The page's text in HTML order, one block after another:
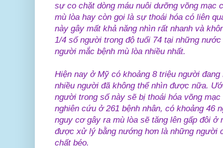
sự co chặt dòng máu nuôi dưỡng võng mạc
mù lòa hay còn gọi là sự thoái hóa có liên
này gây mất khả năng nhìn rất nhanh và
1/4 số người trong độ tuổi 74 tại những
người mắc bệnh mù lòa nhiều nhất.
Hiện nay ở Mỹ có khoảng 8 triệu người
nhiều người đã không thể nhìn được nữa.
người trong số này sẽ bị thoái hóa võng
nghiên cứu ở 261 bệnh nhân, có khoảng 46
nguy cơ gây ra mù lòa sẽ tăng lên gấp đôi ở
được xử lý bằng nướng hơn là những người
chất béo.